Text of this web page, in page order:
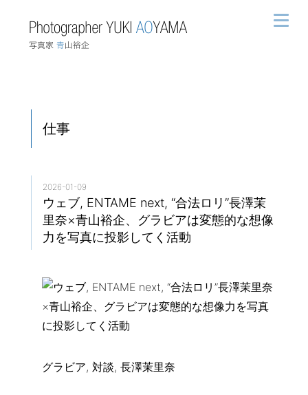
仕事
2026-01-09
ウェブ, ENTAME next, “合法ロリ”長澤茉
里奈×青山裕企、グラビアは変態的な想像
力を写真に投影してく活動
グラビア, 対談, 長澤茉里奈